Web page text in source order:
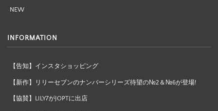
NEW
INFORMATION
【告知】インスタショッピング
【新作】リリーセブンのナンバーシリーズ待望の№2＆№6が登場!
【協賛】LILY7がJOPTに出店